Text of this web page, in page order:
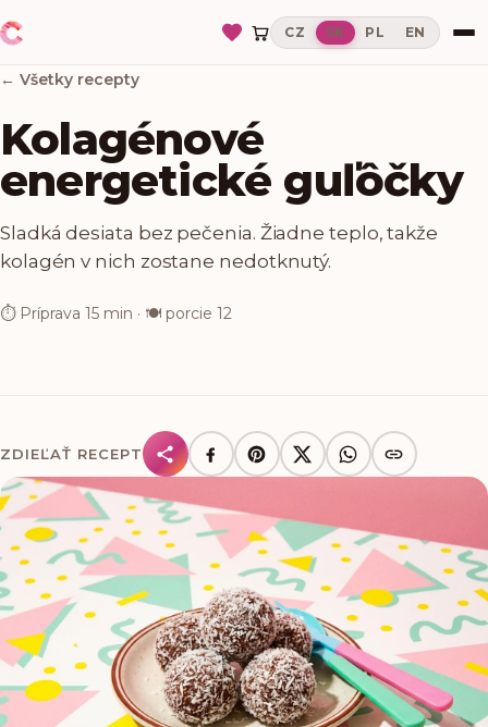
CZ SK PL EN
← Všetky recepty
Kolagénové
energetické guľôčky
Sladká desiata bez pečenia. Žiadne teplo, takže
kolagén v nich zostane nedotknutý.
⏱ Príprava 15 min · 🍽 porcie 12
ZDIEĽAŤ RECEPT